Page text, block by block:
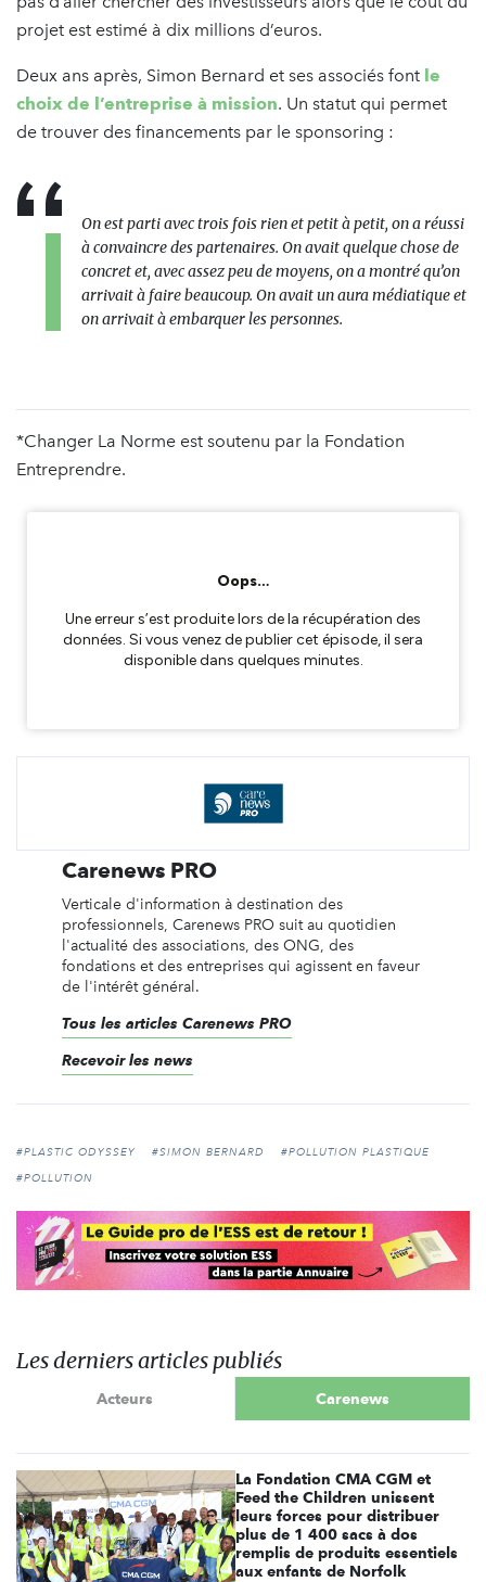
projet est estimé à dix millions d’euros.
Deux ans après, Simon Bernard et ses associés font le
choix de l’entreprise à mission. Un statut qui permet
de trouver des financements par le sponsoring :
On est parti avec trois fois rien et petit à petit, on a réussi
à convaincre des partenaires. On avait quelque chose de
concret et, avec assez peu de moyens, on a montré qu’on
arrivait à faire beaucoup. On avait un aura médiatique et
on arrivait à embarquer les personnes.
*Changer La Norme est soutenu par la Fondation
Entreprendre.
Carenews PRO
Verticale d'information à destination des
professionnels, Carenews PRO suit au quotidien
l'actualité des associations, des ONG, des
fondations et des entreprises qui agissent en faveur
de l'intérêt général.
Tous les articles Carenews PRO
Recevoir les news
#PLASTIC ODYSSEY #SIMON BERNARD
#POLLUTION PLASTIQUE
#POLLUTION
Les derniers articles publiés
Acteurs Carenews
La Fondation CMA CGM et
Feed the Children unissent
leurs forces pour distribuer
plus de 1 400 sacs à dos
remplis de produits essentiels
aux enfants de Norfolk